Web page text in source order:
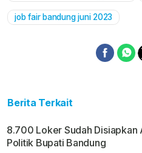
job fair bandung juni 2023
Berita Terkait
8.700 Loker Sudah Disiapkan
Politik Bupati Bandung